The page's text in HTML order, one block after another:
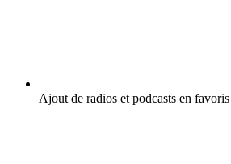
Ajout de radios et podcasts en favoris